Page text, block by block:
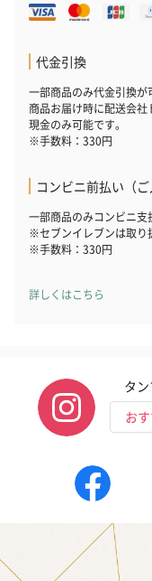
代金引換
一部商品のみ代金引換が
商品お届け時に配送会
現金のみ可能です。
※手数料：330円
コンビニ前払い（ご
一部商品のみコンビニ支
※セブンイレブンは取り
※手数料：330円
詳しくはこちら
タ
お